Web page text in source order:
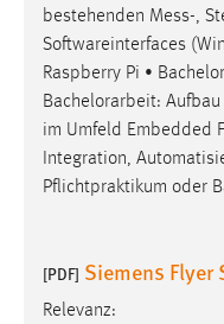
bestehenden Mess-,
Softwareinterfaces
Raspberry Pi •
Bachelorarbeit:
im Umfeld Embedded
Integration,
Pflichtpraktikum oder
[PDF] Siemens Flyer
Relevanz: